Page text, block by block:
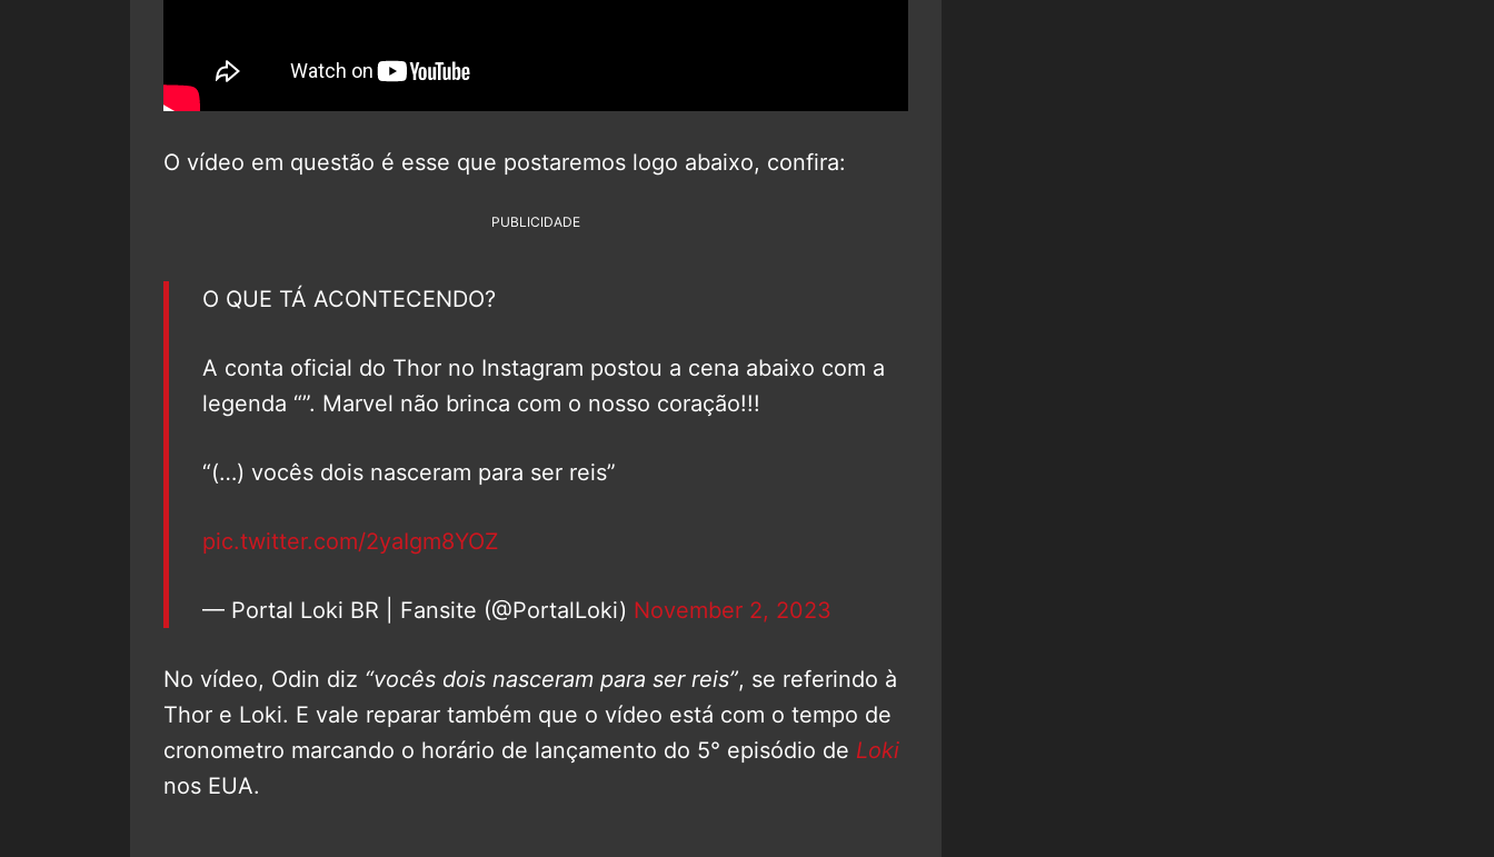
O vídeo em questão é esse que postaremos logo abaixo, confira:
PUBLICIDADE
O QUE TÁ ACONTECENDO?
A conta oficial do Thor no Instagram postou a cena abaixo com a
legenda “”. Marvel não brinca com o nosso coração!!!
“(…) vocês dois nasceram para ser reis”
pic.twitter.com/2yaIgm8YOZ
— Portal Loki BR | Fansite (@PortalLoki) November 2, 2023
No vídeo, Odin diz “vocês dois nasceram para ser reis”, se referindo à
Thor e Loki. E vale reparar também que o vídeo está com o tempo de
cronometro marcando o horário de lançamento do 5° episódio de Loki
nos EUA.